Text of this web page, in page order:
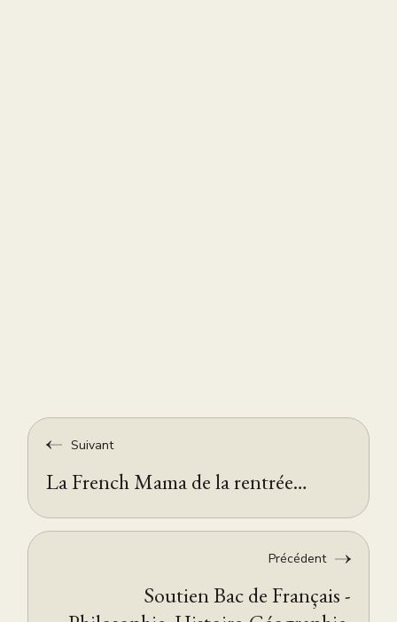
Suivant
La French Mama de la rentrée…
Précédent
Soutien Bac de Français -